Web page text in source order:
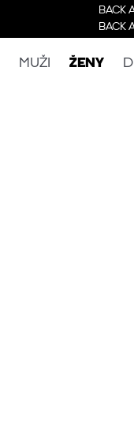
BACK
BACK
MUŽI ŽENY